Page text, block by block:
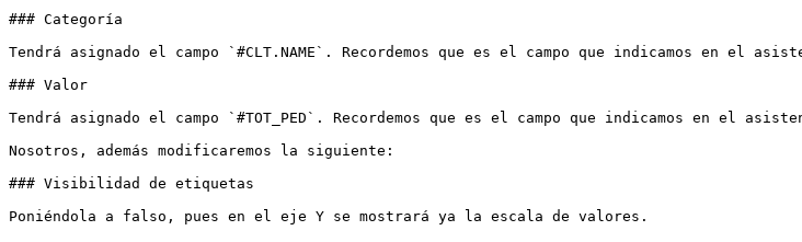
### Categoría
Tendrá asignado el campo `#CLT.NAME`. Recordemos que es el campo que indicamos en el
### Valor
Tendrá asignado el campo `#TOT_PED`. Recordemos que es el campo que indicamos en el
Nosotros, además modificaremos la siguiente:
### Visibilidad de etiquetas
Poniéndola a falso, pues en el eje Y se mostrará ya la escala de valores.